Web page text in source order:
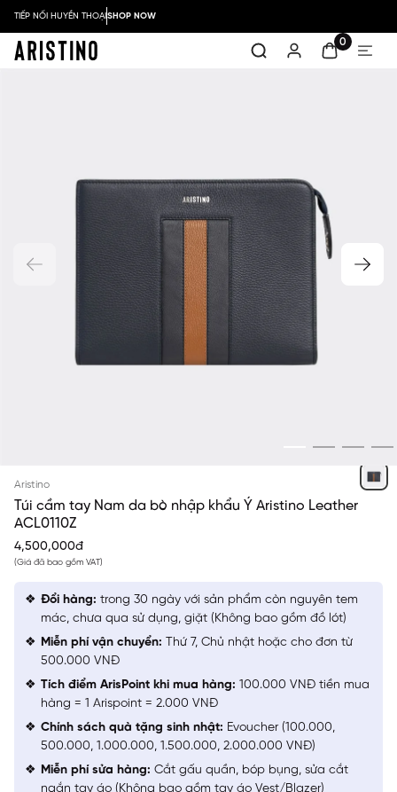
TIẾP NỐI HUYỀN THOẠISHOP NOW
0
Aristino
Túi cầm tay Nam da bò nhập khẩu Ý Aristino Leather
ACL0110Z
4,500,000đ
(Giá đã bao gồm VAT)
Đổi hàng: trong 30 ngày với sản phẩm còn nguyên tem
mác, chưa qua sử dụng, giặt (Không bao gồm đồ lót)
Miễn phí vận chuyển: Thứ 7, Chủ nhật hoặc cho đơn từ
500.000 VNĐ
Tích điểm ArisPoint khi mua hàng: 100.000 VNĐ tiền mua
hàng = 1 Arispoint = 2.000 VNĐ
Chính sách quà tặng sinh nhật: Evoucher (100.000,
500.000, 1.000.000, 1.500.000, 2.000.000 VNĐ)
Miễn phí sửa hàng: Cắt gấu quần, bóp bụng, sửa cắt
ngắn tay áo (Không bao gồm tay áo Vest/Blazer)